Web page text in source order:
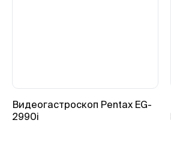
Видеогастроскоп Pentax EG-
2990i